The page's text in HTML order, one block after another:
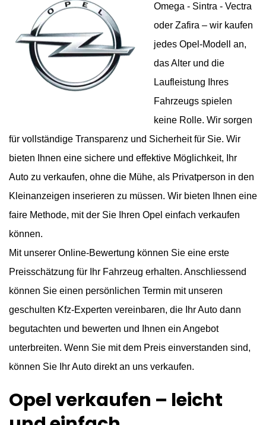
Omega - Sintra - Vectra
oder Zafira – wir kaufen
jedes Opel-Modell an,
das Alter und die
Laufleistung Ihres
Fahrzeugs spielen
keine Rolle. Wir sorgen
für vollständige Transparenz und Sicherheit für Sie. Wir
bieten Ihnen eine sichere und effektive Möglichkeit, Ihr
Auto zu verkaufen, ohne die Mühe, als Privatperson in den
Kleinanzeigen inserieren zu müssen. Wir bieten Ihnen eine
faire Methode, mit der Sie Ihren Opel einfach verkaufen
können.
Mit unserer Online-Bewertung können Sie eine erste
Preisschätzung für Ihr Fahrzeug erhalten. Anschliessend
können Sie einen persönlichen Termin mit unseren
geschulten Kfz-Experten vereinbaren, die Ihr Auto dann
begutachten und bewerten und Ihnen ein Angebot
unterbreiten. Wenn Sie mit dem Preis einverstanden sind,
können Sie Ihr Auto direkt an uns verkaufen.
Opel verkaufen – leicht